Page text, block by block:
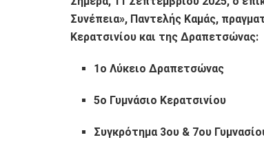
Συνέπεια», Παντελής Καμάς,
Κερατσινίου και της Δραπετσώνας:
1ο Λύκειο Δραπετσώνας
5ο Γυμνάσιο Κερατσινίου
Συγκρότημα 3ου & 7ου